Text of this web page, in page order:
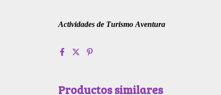
Actividades de Turismo Aventura
Productos similares